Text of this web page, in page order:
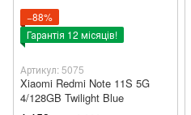
−88%
Гарантія 12 місяців!
Артикул: 5075
Xiaomi Redmi Note 11S 5G
4/128GB Twilight Blue